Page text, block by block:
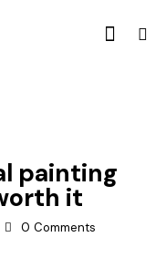
painting
it
0 Comments